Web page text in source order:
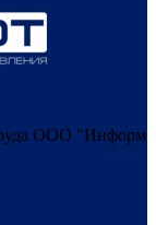
ООО "Информ